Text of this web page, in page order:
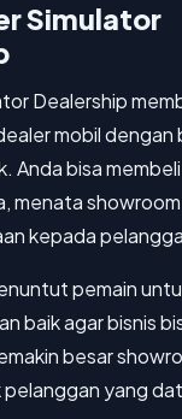
Simulator
Dealership
mobil dengan
Anda bisa
menata
kepada
pemain
baik agar bisnis
besar
pelanggan yang